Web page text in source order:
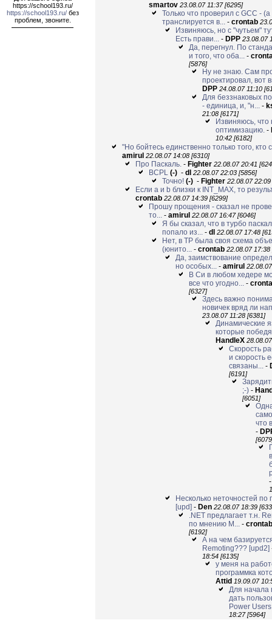
https://school193.ru/
https://school193.ru/без
проблем, звоните.
smartov 23.08.07 11:37 [6295]
Только что проверил с GCC - (a
транслируется в... - crontab
Извиняюсь, но с "чутьем"
Есть прави... - DPP 23.08.07
Да, перегнул. По
и того, что оба... -
[5876]
Ну не знаю. Сам
проектировал, вот
DPP 24.08.07 11:10
Для беззнаковых
- единица, и, "н... -
21:08 [6171]
Извиняюсь, что
оптимизацию. -
10:42 [6182]
"Но бойтесь единственно только того, кто
amirul 22.08.07 14:08 [6310]
Про Паскаль. - Fighter 22.08.07 20:41
BCPL (-) - dl 22.08.07 22:03 [5856]
Точно! (-) - Fighter 22.08.07
Если a и b близки к INT_MAX, то
crontab 22.08.07 14:39 [6299]
Прошу прощения - сказал не
то... - amirul 22.08.07 16:47 [6046]
Я бы сказал, что в турбо
попало из... - dl 22.08.07 17:48
Нет, в TP была своя схема
(юнито... - crontab 22.08.07 17:38
Да, заимствование
но особых... - amirul
В Си в любом хедере
все что угодно... -
[6327]
Здесь важно
новичек вряд ли
23.08.07 11:28 [6381]
Динамические
которые
HandleX
Скорость
и скорость
связаны... -
[6191]
;-) -
[6051]
что
-
Несколько неточностей по
[upd] - Den 22.08.07 18:39
.NET предлагает т.н.
по мнению M... - crontab
[6192]
А на чем
Remoting??? [upd2]
18:54 [6135]
у меня на
программка
Attid 19.09.07
Для начала
дать
Power Users
18:27 [5964]